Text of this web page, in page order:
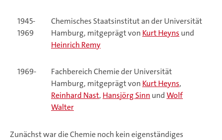
1945-
1969
Chemisches Staatsinstitut an der Universität
Hamburg, mitgeprägt von Kurt Heyns und
Heinrich Remy
1969-
Fachbereich Chemie der Universität
Hamburg, mitgeprägt von Kurt Heyns,
Reinhard Nast, Hansjörg Sinn undWolf
Walter
Zunächst war die Chemie noch kein eigenständiges